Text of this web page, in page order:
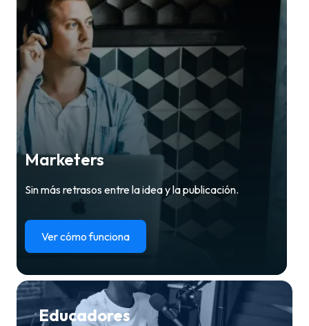
Marketers
Sin más retrasos entre la idea y la publicación.
Ver cómo funciona
Educadores